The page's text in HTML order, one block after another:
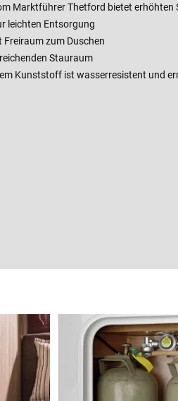
Marktführer Thetford bietet erhöhten
leichten Entsorgung
zum Duschen
Stauraum
Kunststoff ist wasserresistent und